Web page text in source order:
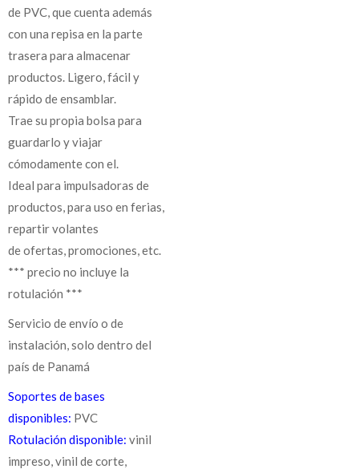
de PVC, que cuenta además
con una repisa en la parte
trasera para almacenar
productos. Ligero, fácil y
rápido de ensamblar.
Trae su propia bolsa para
guardarlo y viajar
cómodamente con el.
Ideal para impulsadoras de
productos, para uso en ferias,
repartir volantes
de ofertas, promociones, etc.
*** precio no incluye la
rotulación ***
Servicio de envío o de
instalación, solo dentro del
país de Panamá
Soportes de bases
disponibles: PVC
Rotulación disponible: vinil
impreso, vinil de corte,